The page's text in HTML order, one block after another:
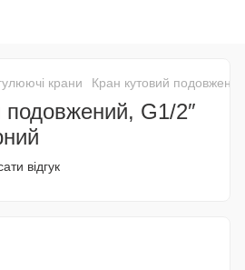
крани Кран кутовий
подовжений, G1/2″
відгук